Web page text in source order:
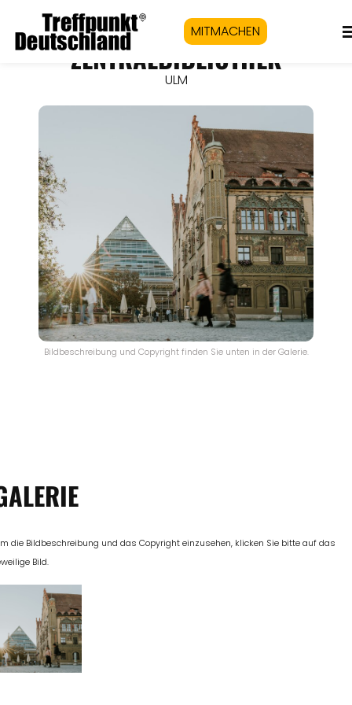
MITMACHEN
ZENTRALBIBLIOTHEK
ULM
Bildbeschreibung und Copyright finden Sie unten in der Galerie.
die Bildbeschreibung und das Copyright einzusehen, klicken Sie bitte auf das
Bild.